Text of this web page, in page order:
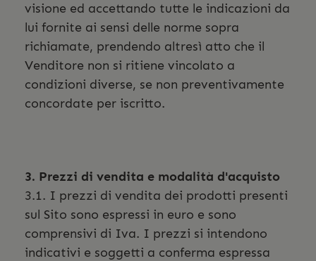
visione ed accettando tutte le indicazioni da
lui fornite ai sensi delle norme sopra
richiamate, prendendo altresì atto che il
Venditore non si ritiene vincolato a
condizioni diverse, se non preventivamente
concordate per iscritto.
3. Prezzi di vendita e modalità d'acquisto
3.1. I prezzi di vendita dei prodotti presenti
sul Sito sono espressi in euro e sono
comprensivi di Iva. I prezzi si intendono
indicativi e soggetti a conferma espressa